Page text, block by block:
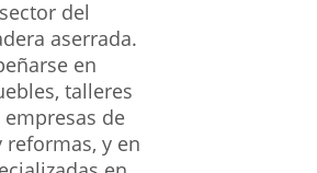
del
aserrada.
en
talleres
de
y en